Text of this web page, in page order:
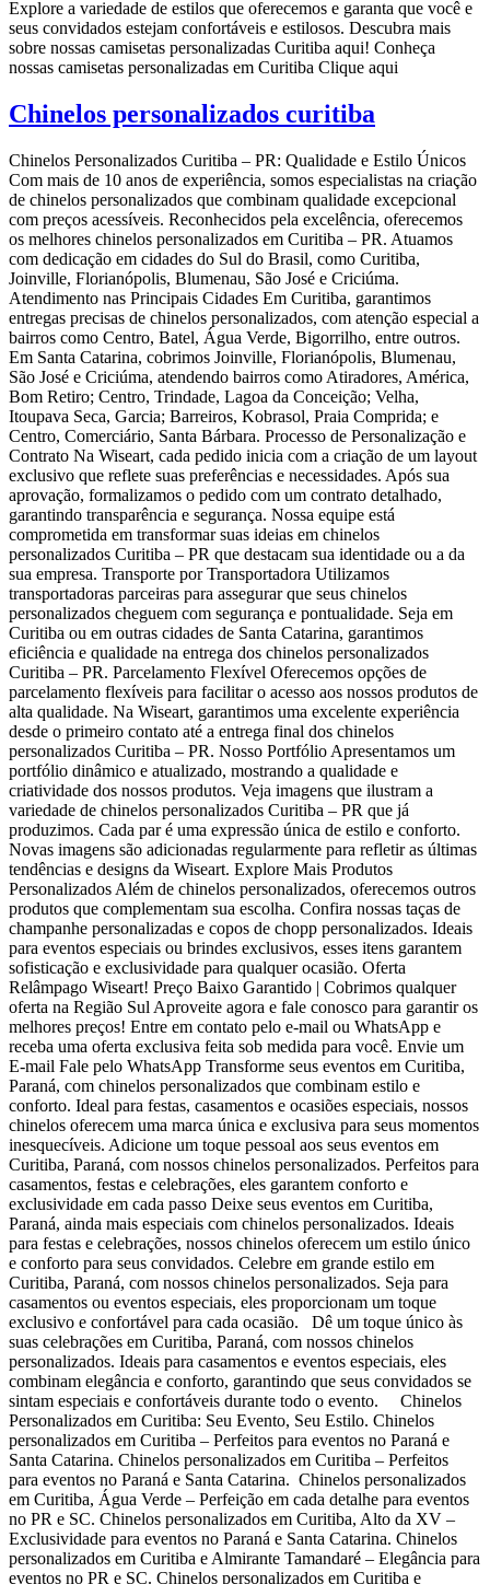
Explore a variedade de estilos que oferecemos e garanta que você e
seus convidados estejam confortáveis e estilosos. Descubra mais
sobre nossas camisetas personalizadas Curitiba aqui! Conheça
nossas camisetas personalizadas em Curitiba Clique aqui
Chinelos personalizados curitiba
Chinelos Personalizados Curitiba – PR: Qualidade e Estilo Únicos
Com mais de 10 anos de experiência, somos especialistas na criação
de chinelos personalizados que combinam qualidade excepcional
com preços acessíveis. Reconhecidos pela excelência, oferecemos
os melhores chinelos personalizados em Curitiba – PR. Atuamos
com dedicação em cidades do Sul do Brasil, como Curitiba,
Joinville, Florianópolis, Blumenau, São José e Criciúma.
Atendimento nas Principais Cidades Em Curitiba, garantimos
entregas precisas de chinelos personalizados, com atenção especial a
bairros como Centro, Batel, Água Verde, Bigorrilho, entre outros.
Em Santa Catarina, cobrimos Joinville, Florianópolis, Blumenau,
São José e Criciúma, atendendo bairros como Atiradores, América,
Bom Retiro; Centro, Trindade, Lagoa da Conceição; Velha,
Itoupava Seca, Garcia; Barreiros, Kobrasol, Praia Comprida; e
Centro, Comerciário, Santa Bárbara. Processo de Personalização e
Contrato Na Wiseart, cada pedido inicia com a criação de um layout
exclusivo que reflete suas preferências e necessidades. Após sua
aprovação, formalizamos o pedido com um contrato detalhado,
garantindo transparência e segurança. Nossa equipe está
comprometida em transformar suas ideias em chinelos
personalizados Curitiba – PR que destacam sua identidade ou a da
sua empresa. Transporte por Transportadora Utilizamos
transportadoras parceiras para assegurar que seus chinelos
personalizados cheguem com segurança e pontualidade. Seja em
Curitiba ou em outras cidades de Santa Catarina, garantimos
eficiência e qualidade na entrega dos chinelos personalizados
Curitiba – PR. Parcelamento Flexível Oferecemos opções de
parcelamento flexíveis para facilitar o acesso aos nossos produtos de
alta qualidade. Na Wiseart, garantimos uma excelente experiência
desde o primeiro contato até a entrega final dos chinelos
personalizados Curitiba – PR. Nosso Portfólio Apresentamos um
portfólio dinâmico e atualizado, mostrando a qualidade e
criatividade dos nossos produtos. Veja imagens que ilustram a
variedade de chinelos personalizados Curitiba – PR que já
produzimos. Cada par é uma expressão única de estilo e conforto.
Novas imagens são adicionadas regularmente para refletir as últimas
tendências e designs da Wiseart. Explore Mais Produtos
Personalizados Além de chinelos personalizados, oferecemos outros
produtos que complementam sua escolha. Confira nossas taças de
champanhe personalizadas e copos de chopp personalizados. Ideais
para eventos especiais ou brindes exclusivos, esses itens garantem
sofisticação e exclusividade para qualquer ocasião. Oferta
Relâmpago Wiseart! Preço Baixo Garantido | Cobrimos qualquer
oferta na Região Sul Aproveite agora e fale conosco para garantir os
melhores preços! Entre em contato pelo e-mail ou WhatsApp e
receba uma oferta exclusiva feita sob medida para você. Envie um
E-mail Fale pelo WhatsApp Transforme seus eventos em Curitiba,
Paraná, com chinelos personalizados que combinam estilo e
conforto. Ideal para festas, casamentos e ocasiões especiais, nossos
chinelos oferecem uma marca única e exclusiva para seus momentos
inesquecíveis. Adicione um toque pessoal aos seus eventos em
Curitiba, Paraná, com nossos chinelos personalizados. Perfeitos para
casamentos, festas e celebrações, eles garantem conforto e
exclusividade em cada passo Deixe seus eventos em Curitiba,
Paraná, ainda mais especiais com chinelos personalizados. Ideais
para festas e celebrações, nossos chinelos oferecem um estilo único
e conforto para seus convidados. Celebre em grande estilo em
Curitiba, Paraná, com nossos chinelos personalizados. Seja para
casamentos ou eventos especiais, eles proporcionam um toque
exclusivo e confortável para cada ocasião. Dê um toque único às
suas celebrações em Curitiba, Paraná, com nossos chinelos
personalizados. Ideais para casamentos e eventos especiais, eles
combinam elegância e conforto, garantindo que seus convidados se
sintam especiais e confortáveis durante todo o evento. Chinelos
Personalizados em Curitiba: Seu Evento, Seu Estilo. Chinelos
personalizados em Curitiba – Perfeitos para eventos no Paraná e
Santa Catarina. Chinelos personalizados em Curitiba – Perfeitos
para eventos no Paraná e Santa Catarina. Chinelos personalizados
em Curitiba, Água Verde – Perfeição em cada detalhe para eventos
no PR e SC. Chinelos personalizados em Curitiba, Alto da XV –
Exclusividade para eventos no Paraná e Santa Catarina. Chinelos
personalizados em Curitiba e Almirante Tamandaré – Elegância para
eventos no PR e SC. Chinelos personalizados em Curitiba e